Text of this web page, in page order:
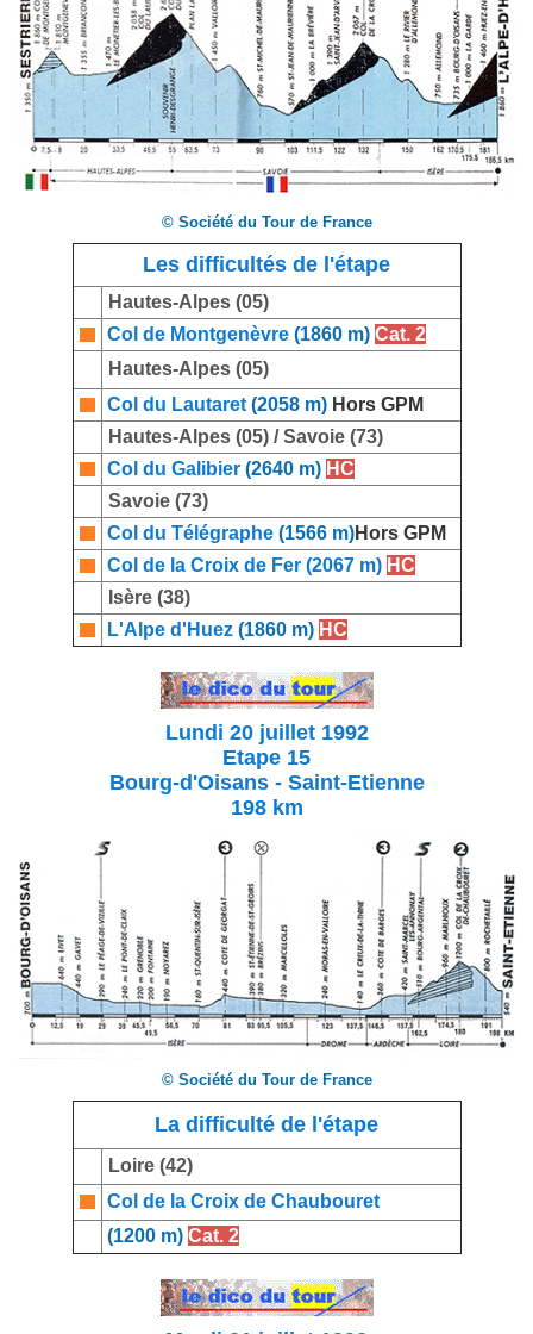
© Société du Tour de France
Les difficultés de l'étape
Hautes-Alpes (05)
Col de Montgenèvre(1860 m) Cat. 2
Hautes-Alpes (05)
Col du Lautaret(2058 m) Hors GPM
Hautes-Alpes (05) / Savoie (73)
Col du Galibier(2640 m) HC
Savoie (73)
Col du Télégraphe(1566 m)Hors GPM
Col de la Croix de Fer (2067 m) HC
Isère (38)
L'Alpe d'Huez(1860 m) HC
Lundi 20 juillet 1992
Etape 15
Bourg-d'Oisans - Saint-Etienne
198 km
© Société du Tour de France
La difficulté de l'étape
Loire (42)
Col de la Croix de Chaubouret
(1200 m) Cat. 2